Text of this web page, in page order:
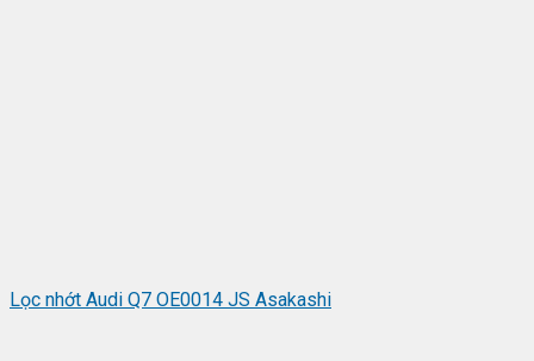
Lọc nhớt Audi Q7 OE0014 JS Asakashi